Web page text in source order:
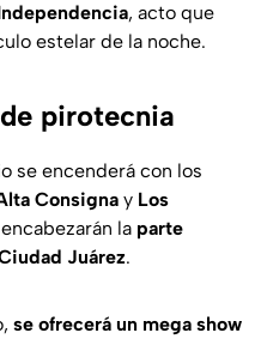
, acto que
estelar de la noche.
pirotecnia
se encenderá con los
Consigna y Los
la parte
Juárez.
se ofrecerá un mega show